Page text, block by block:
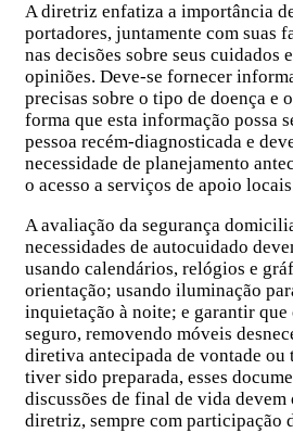
A diretriz enfatiza a importância
portadores, juntamente com suas
nas decisões sobre seus cuidados
opiniões. Deve-se fornecer
precisas sobre o tipo de doença e
forma que esta informação possa
pessoa recém-diagnosticada e
necessidade de planejamento
o acesso a serviços de apoio
A avaliação da segurança
necessidades de autocuidado
usando calendários, relógios e
orientação; usando iluminação
inquietação à noite; e garantir que
seguro, removendo móveis
diretiva antecipada de vontade ou
tiver sido preparada, esses
discussões de final de vida devem
diretriz, sempre com participação